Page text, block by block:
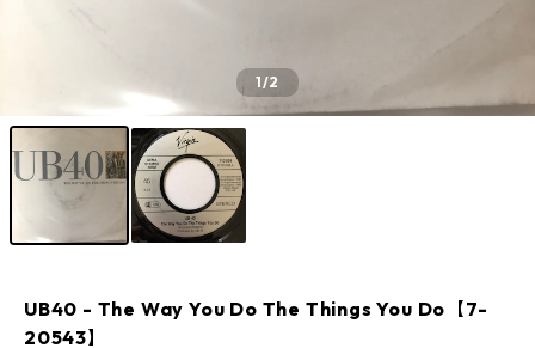
1/2
UB40 - The Way You Do The Things You Do【7-
20543】